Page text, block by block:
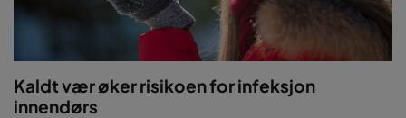
Kaldt vær øker risikoen for infeksjon
innendørs